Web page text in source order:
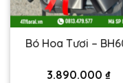
Bó Hoa Tươi –
3.890.000 ₫